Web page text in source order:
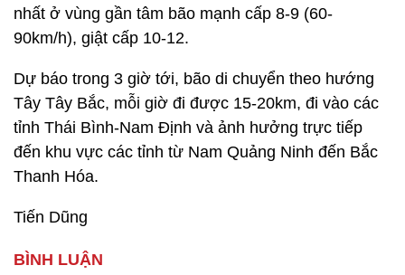
nhất ở vùng gần tâm bão mạnh cấp 8-9 (60-
90km/h), giật cấp 10-12.
Dự báo trong 3 giờ tới, bão di chuyển theo hướng
Tây Tây Bắc, mỗi giờ đi được 15-20km, đi vào các
tỉnh Thái Bình-Nam Định và ảnh hưởng trực tiếp
đến khu vực các tỉnh từ Nam Quảng Ninh đến Bắc
Thanh Hóa.
Tiến Dũng